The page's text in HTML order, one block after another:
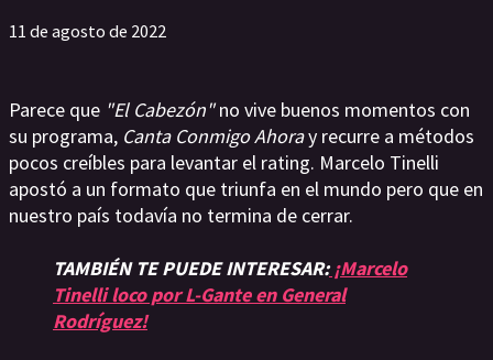
11 de agosto de 2022
Parece que "El Cabezón"no vive buenos momentos con
su programa, Canta Conmigo Ahoray recurre a métodos
pocos creíbles para levantar el rating. Marcelo Tinelli
apostó a un formato que triunfa en el mundo pero que en
nuestro país todavía no termina de cerrar.
TAMBIÉN TE PUEDE INTERESAR:¡Marcelo
Tinelli loco por L-Gante en General
Rodríguez!